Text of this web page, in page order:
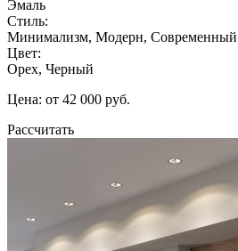
Эмаль
Стиль:
Минимализм, Модерн, Современный
Цвет:
Орех, Черный
Цена: от 42 000 руб.
Рассчитать